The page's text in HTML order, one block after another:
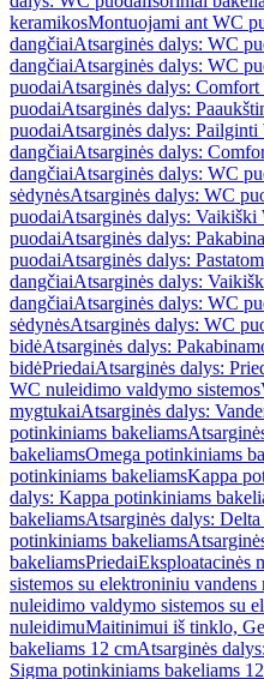
keramikosMontuojami ant WC
dangčiaiAtsarginės dalys: WC
dangčiaiAtsarginės dalys: WC
puodaiAtsarginės dalys:
puodaiAtsarginės dalys:
puodaiAtsarginės dalys:
dangčiaiAtsarginės dalys:
dangčiaiAtsarginės dalys: WC
sėdynėsAtsarginės dalys: WC
puodaiAtsarginės dalys: Vaikiški
puodaiAtsarginės dalys:
puodaiAtsarginės dalys:
dangčiaiAtsarginės dalys:
dangčiaiAtsarginės dalys: WC
sėdynėsAtsarginės dalys: WC
bidėAtsarginės dalys:
bidėPriedaiAtsarginės dalys:
WC nuleidimo valdymo sistemos
mygtukaiAtsarginės dalys:
potinkiniams bakeliams
bakeliamsOmega potinkiniams
potinkiniams bakeliamsKappa
dalys: Kappa potinkiniams
bakeliamsAtsarginės dalys:
potinkiniams bakeliams
bakeliamsPriedaiEksploatacinės
sistemos su elektroniniu vandens
nuleidimo valdymo sistemos su
nuleidimuMaitinimui iš tinklo,
bakeliams 12 cmAtsarginės
Sigma potinkiniams bakeliams